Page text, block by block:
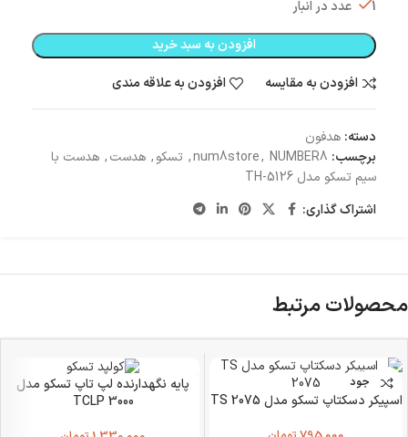
1 عدد در انبار
افزودن به سبد خرید
افزودن به مقایسه
افزودن به علاقه مندی
دسته: هدفون
برچسب:
num8store, NUMBER8
, تسکو, هدست, هدست با
سیم تسکو مدل TH-5126
اشتراک گذاری:
محصولات مرتبط
ناموجود
اسپیکر دسکتاپ تسکو مدل TS 2075
پایه نگهدارنده لپ تاپ تسکو مدل
TCLP 3000